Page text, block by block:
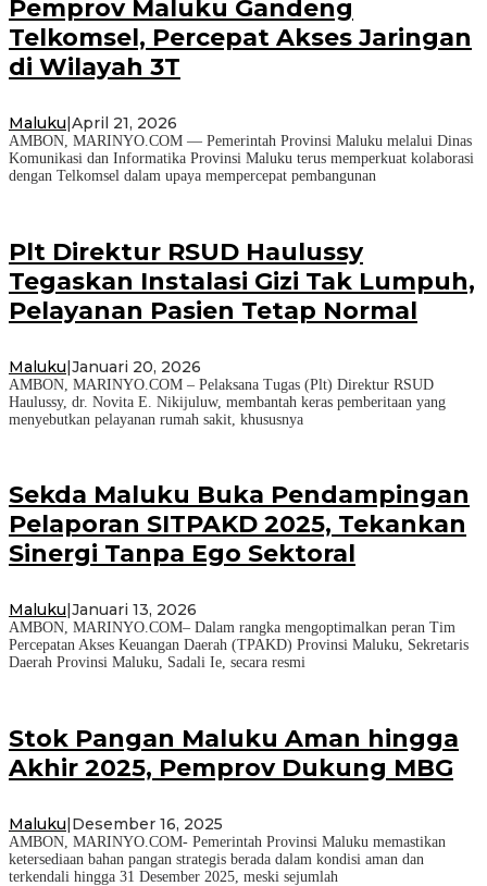
Pemprov Maluku Gandeng
Telkomsel, Percepat Akses Jaringan
di Wilayah 3T
Maluku April 21, 2026
AMBON, MARINYO.COM — Pemerintah Provinsi Maluku melalui Dinas
Komunikasi dan Informatika Provinsi Maluku terus memperkuat kolaborasi
dengan Telkomsel dalam upaya mempercepat pembangunan
Plt Direktur RSUD Haulussy
Tegaskan Instalasi Gizi Tak Lumpuh,
Pelayanan Pasien Tetap Normal
Maluku|Januari 20, 2026
AMBON, MARINYO.COM – Pelaksana Tugas (Plt) Direktur RSUD
Haulussy, dr. Novita E. Nikijuluw, membantah keras pemberitaan yang
menyebutkan pelayanan rumah sakit, khususnya
Sekda Maluku Buka Pendampingan
Pelaporan SITPAKD 2025, Tekankan
Sinergi Tanpa Ego Sektoral
Maluku Januari 13, 2026
AMBON, MARINYO.COM– Dalam rangka mengoptimalkan peran Tim
Percepatan Akses Keuangan Daerah (TPAKD) Provinsi Maluku, Sekretaris
Daerah Provinsi Maluku, Sadali Ie, secara resmi
Stok Pangan Maluku Aman hingga
Akhir 2025, Pemprov Dukung MBG
Maluku|Desember 16, 2025
AMBON, MARINYO.COM- Pemerintah Provinsi Maluku memastikan
ketersediaan bahan pangan strategis berada dalam kondisi aman dan
terkendali hingga 31 Desember 2025, meski sejumlah